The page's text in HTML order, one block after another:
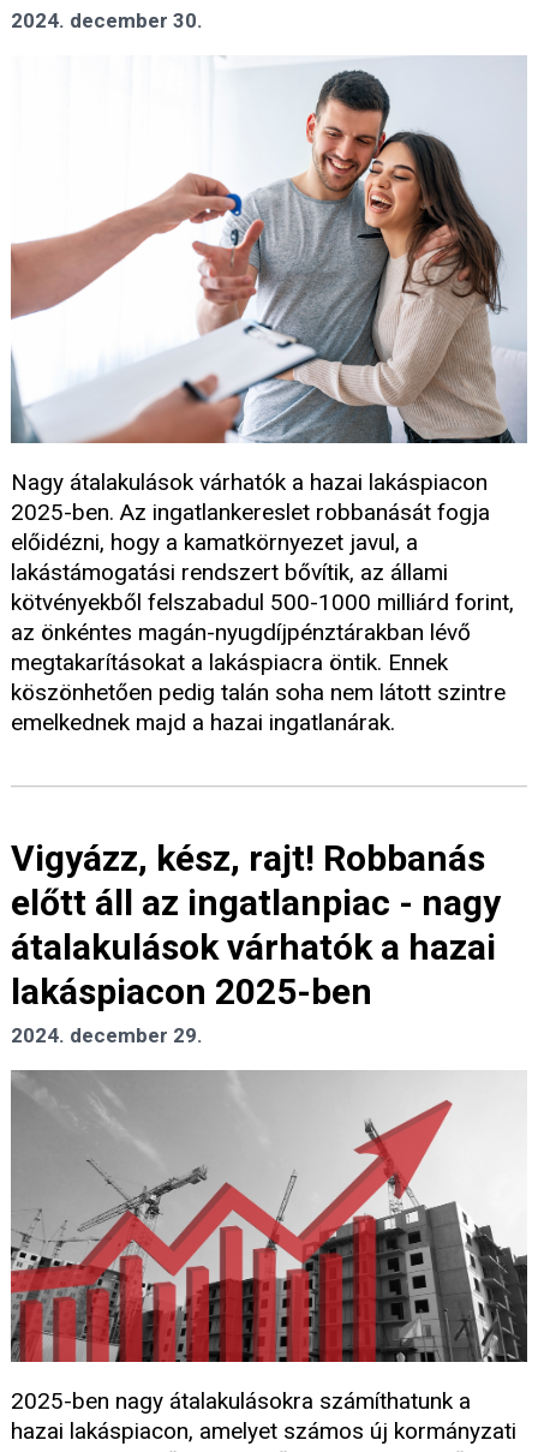
2024. december 30.
Nagy átalakulások várhatók a hazai lakáspiacon
2025-ben. Az ingatlankereslet robbanását fogja
előidézni, hogy a kamatkörnyezet javul, a
lakástámogatási rendszert bővítik, az állami
kötvényekből felszabadul 500-1000 milliárd forint,
az önkéntes magán-nyugdíjpénztárakban lévő
megtakarításokat a lakáspiacra öntik. Ennek
köszönhetően pedig talán soha nem látott szintre
emelkednek majd a hazai ingatlanárak.
Vigyázz, kész, rajt! Robbanás
előtt áll az ingatlanpiac - nagy
átalakulások várhatók a hazai
lakáspiacon 2025-ben
2024. december 29.
2025-ben nagy átalakulásokra számíthatunk a
hazai lakáspiacon, amelyet számos új kormányzati